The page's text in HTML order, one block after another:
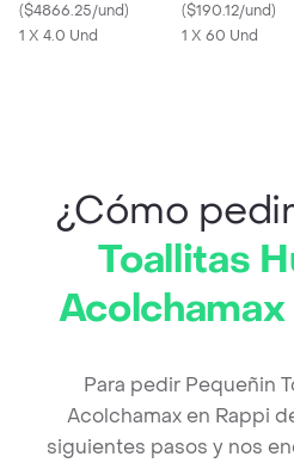
Hojas
($4866.25/und)
1 X 4.0 Und
($190.12/und)
1 X 60 Und
¿Cómo pedir
Toallitas
Acolchamax
Para pedir Pequeñin
Acolchamax en Rappi
siguientes pasos y nos